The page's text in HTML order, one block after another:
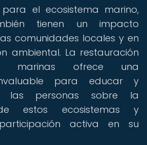
el ecosistema marino,
tienen un impacto
comunidades locales y en
ambiental. La restauración
marinas ofrece una
para educar y
las personas sobre la
estos ecosistemas y
activa en su